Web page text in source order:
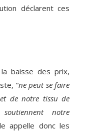
déclarent ces
baisse des prix,
“ne peut se faire
de notre tissu de
notre
appelle donc les